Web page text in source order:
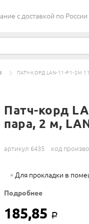
c доставкой по
ПАТЧ-КОРД LAN-11-P1-2M
Патч-корд
пара, 2 м,
артикул 6435 код
Для прокладки в
Подробнее
185,85 Р